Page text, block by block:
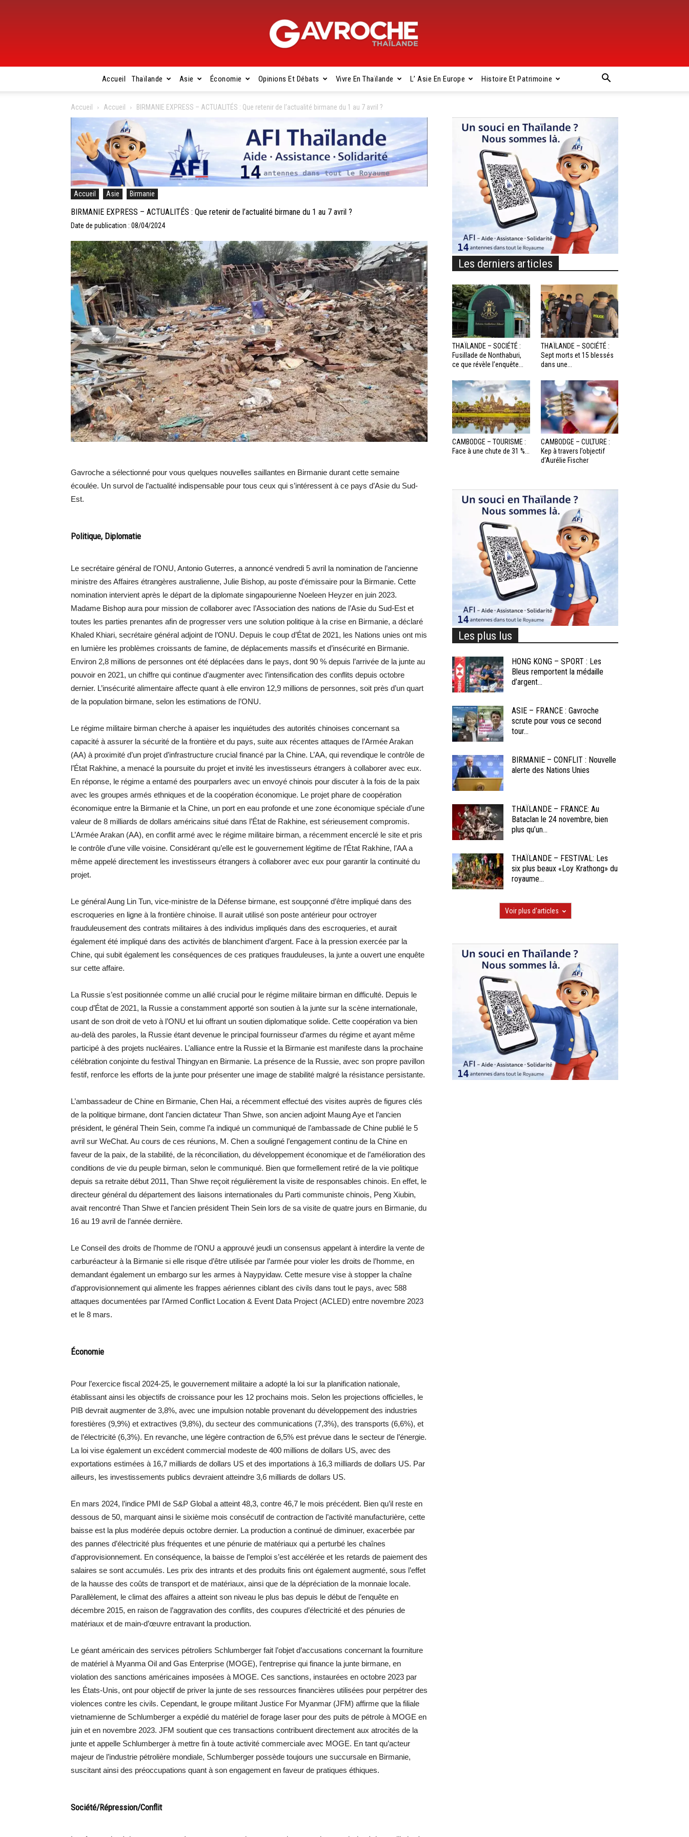
Gavroche
Thaïlande
Accueil Thaïlande Asie Économie Opinions Et Débats Vivre En Thaïlande L’ Asie En Europe Histoire Et Patrimoine
Accueil Accueil BIRMANIE EXPRESS – ACTUALITÉS : Que retenir de l’actualité birmane du 1 au 7 avril ?
Accueil Asie Birmanie
BIRMANIE EXPRESS – ACTUALITÉS : Que retenir de l’actualité birmane du 1 au 7 avril ?
Date de publication : 08/04/2024
Gavroche a sélectionné pour vous quelques nouvelles saillantes en Birmanie durant cette semaine
écoulée. Un survol de l’actualité indispensable pour tous ceux qui s’intéressent à ce pays d’Asie du Sud-
Est.
Politique, Diplomatie
Le secrétaire général de l’ONU, Antonio Guterres, a annoncé vendredi 5 avril la nomination de l’ancienne
ministre des Affaires étrangères australienne, Julie Bishop, au poste d’émissaire pour la Birmanie. Cette
nomination intervient après le départ de la diplomate singapourienne Noeleen Heyzer en juin 2023.
Madame Bishop aura pour mission de collaborer avec l’Association des nations de l’Asie du Sud-Est et
toutes les parties prenantes afin de progresser vers une solution politique à la crise en Birmanie, a déclaré
Khaled Khiari, secrétaire général adjoint de l’ONU. Depuis le coup d’État de 2021, les Nations unies ont mis
en lumière les problèmes croissants de famine, de déplacements massifs et d’insécurité en Birmanie.
Environ 2,8 millions de personnes ont été déplacées dans le pays, dont 90 % depuis l’arrivée de la junte au
pouvoir en 2021, un chiffre qui continue d’augmenter avec l’intensification des conflits depuis octobre
dernier. L’insécurité alimentaire affecte quant à elle environ 12,9 millions de personnes, soit près d’un quart
de la population birmane, selon les estimations de l’ONU.
Le régime militaire birman cherche à apaiser les inquiétudes des autorités chinoises concernant sa
capacité à assurer la sécurité de la frontière et du pays, suite aux récentes attaques de l’Armée Arakan
(AA) à proximité d’un projet d’infrastructure crucial financé par la Chine. L’AA, qui revendique le contrôle de
l’État Rakhine, a menacé la poursuite du projet et invité les investisseurs étrangers à collaborer avec eux.
En réponse, le régime a entamé des pourparlers avec un envoyé chinois pour discuter à la fois de la paix
avec les groupes armés ethniques et de la coopération économique. Le projet phare de coopération
économique entre la Birmanie et la Chine, un port en eau profonde et une zone économique spéciale d’une
valeur de 8 milliards de dollars américains situé dans l’État de Rakhine, est sérieusement compromis.
L’Armée Arakan (AA), en conflit armé avec le régime militaire birman, a récemment encerclé le site et pris
le contrôle d’une ville voisine. Considérant qu’elle est le gouvernement légitime de l’État Rakhine, l’AA a
même appelé directement les investisseurs étrangers à collaborer avec eux pour garantir la continuité du
projet.
Le général Aung Lin Tun, vice-ministre de la Défense birmane, est soupçonné d’être impliqué dans des
escroqueries en ligne à la frontière chinoise. Il aurait utilisé son poste antérieur pour octroyer
frauduleusement des contrats militaires à des individus impliqués dans des escroqueries, et aurait
également été impliqué dans des activités de blanchiment d’argent. Face à la pression exercée par la
Chine, qui subit également les conséquences de ces pratiques frauduleuses, la junte a ouvert une enquête
sur cette affaire.
La Russie s’est positionnée comme un allié crucial pour le régime militaire birman en difficulté. Depuis le
coup d’État de 2021, la Russie a constamment apporté son soutien à la junte sur la scène internationale,
usant de son droit de veto à l’ONU et lui offrant un soutien diplomatique solide. Cette coopération va bien
au-delà des paroles, la Russie étant devenue le principal fournisseur d’armes du régime et ayant même
participé à des projets nucléaires. L’alliance entre la Russie et la Birmanie est manifeste dans la prochaine
célébration conjointe du festival Thingyan en Birmanie. La présence de la Russie, avec son propre pavillon
festif, renforce les efforts de la junte pour présenter une image de stabilité malgré la résistance persistante.
L’ambassadeur de Chine en Birmanie, Chen Hai, a récemment effectué des visites auprès de figures clés
de la politique birmane, dont l’ancien dictateur Than Shwe, son ancien adjoint Maung Aye et l’ancien
président, le général Thein Sein, comme l’a indiqué un communiqué de l’ambassade de Chine publié le 5
avril sur WeChat. Au cours de ces réunions, M. Chen a souligné l’engagement continu de la Chine en
faveur de la paix, de la stabilité, de la réconciliation, du développement économique et de l’amélioration des
conditions de vie du peuple birman, selon le communiqué. Bien que formellement retiré de la vie politique
depuis sa retraite début 2011, Than Shwe reçoit régulièrement la visite de responsables chinois. En effet, le
directeur général du département des liaisons internationales du Parti communiste chinois, Peng Xiubin,
avait rencontré Than Shwe et l’ancien président Thein Sein lors de sa visite de quatre jours en Birmanie, du
16 au 19 avril de l’année dernière.
Le Conseil des droits de l’homme de l’ONU a approuvé jeudi un consensus appelant à interdire la vente de
carburéacteur à la Birmanie si elle risque d’être utilisée par l’armée pour violer les droits de l’homme, en
demandant également un embargo sur les armes à Naypyidaw. Cette mesure vise à stopper la chaîne
d’approvisionnement qui alimente les frappes aériennes ciblant des civils dans tout le pays, avec 588
attaques documentées par l’Armed Conflict Location & Event Data Project (ACLED) entre novembre 2023
et le 8 mars.
Économie
Pour l’exercice fiscal 2024-25, le gouvernement militaire a adopté la loi sur la planification nationale,
établissant ainsi les objectifs de croissance pour les 12 prochains mois. Selon les projections officielles, le
PIB devrait augmenter de 3,8%, avec une impulsion notable provenant du développement des industries
forestières (9,9%) et extractives (9,8%), du secteur des communications (7,3%), des transports (6,6%), et
de l’électricité (6,3%). En revanche, une légère contraction de 6,5% est prévue dans le secteur de l’énergie.
La loi vise également un excédent commercial modeste de 400 millions de dollars US, avec des
exportations estimées à 16,7 milliards de dollars US et des importations à 16,3 milliards de dollars US. Par
ailleurs, les investissements publics devraient atteindre 3,6 milliards de dollars US.
En mars 2024, l’indice PMI de S&P Global a atteint 48,3, contre 46,7 le mois précédent. Bien qu’il reste en
dessous de 50, marquant ainsi le sixième mois consécutif de contraction de l’activité manufacturière, cette
baisse est la plus modérée depuis octobre dernier. La production a continué de diminuer, exacerbée par
des pannes d’électricité plus fréquentes et une pénurie de matériaux qui a perturbé les chaînes
d’approvisionnement. En conséquence, la baisse de l’emploi s’est accélérée et les retards de paiement des
salaires se sont accumulés. Les prix des intrants et des produits finis ont également augmenté, sous l’effet
de la hausse des coûts de transport et de matériaux, ainsi que de la dépréciation de la monnaie locale.
Parallèlement, le climat des affaires a atteint son niveau le plus bas depuis le début de l’enquête en
décembre 2015, en raison de l’aggravation des conflits, des coupures d’électricité et des pénuries de
matériaux et de main-d’œuvre entravant la production.
Le géant américain des services pétroliers Schlumberger fait l’objet d’accusations concernant la fourniture
de matériel à Myanma Oil and Gas Enterprise (MOGE), l’entreprise qui finance la junte birmane, en
violation des sanctions américaines imposées à MOGE. Ces sanctions, instaurées en octobre 2023 par
les États-Unis, ont pour objectif de priver la junte de ses ressources financières utilisées pour perpétrer des
violences contre les civils. Cependant, le groupe militant Justice For Myanmar (JFM) affirme que la filiale
vietnamienne de Schlumberger a expédié du matériel de forage laser pour des puits de pétrole à MOGE en
juin et en novembre 2023. JFM soutient que ces transactions contribuent directement aux atrocités de la
junte et appelle Schlumberger à mettre fin à toute activité commerciale avec MOGE. En tant qu’acteur
majeur de l’industrie pétrolière mondiale, Schlumberger possède toujours une succursale en Birmanie,
suscitant ainsi des préoccupations quant à son engagement en faveur de pratiques éthiques.
Société/Répression/Conflit
Les derniers articles
THAÏLANDE – SOCIÉTÉ :
Fusillade de Nonthaburi,
ce que révèle l’enquête...
THAÏLANDE – SOCIÉTÉ :
Sept morts et 15 blessés
dans une...
CAMBODGE – TOURISME :
Face à une chute de 31 %...
CAMBODGE – CULTURE :
Kep à travers l’objectif
d’Aurélie Fischer
Les plus lus
HONG KONG – SPORT : Les
Bleus remportent la médaille
d’argent...
ASIE – FRANCE : Gavroche
scrute pour vous ce second
tour...
BIRMANIE – CONFLIT : Nouvelle
alerte des Nations Unies
THAÏLANDE – FRANCE: Au
Bataclan le 24 novembre, bien
plus qu’un...
THAÏLANDE – FESTIVAL: Les
six plus beaux «Loy Krathong» du
royaume...
Voir plus d'articles